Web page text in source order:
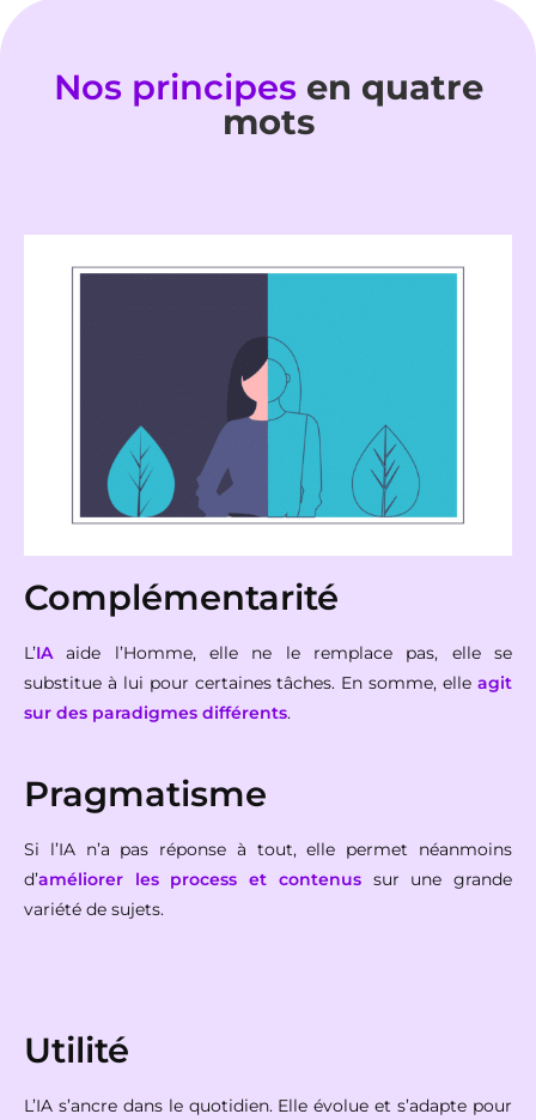
Nos principesen quatre
mots
Complémentarité
L’IA aide l’Homme, elle ne le remplace pas, elle se
substitue à lui pour certaines tâches. En somme, elle agit
sur des paradigmes différents.
Pragmatisme
Si l’IA n’a pas réponse à tout, elle permet néanmoins
d’améliorer les process et contenussur une grande
variété de sujets.
Utilité
L’IA s’ancre dans le quotidien. Elle évolue et s’adapte pour